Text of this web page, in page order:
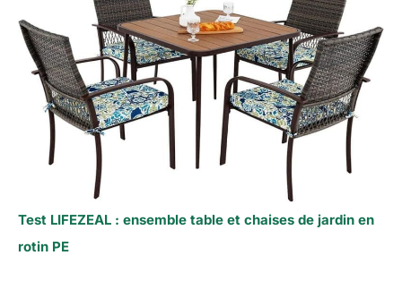
Test LIFEZEAL : ensemble table et chaises de jardin en
rotin PE